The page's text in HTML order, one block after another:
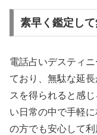
素早く鑑定し
電話占いデスティ
ており、無駄な延
スを得られると感
い日常の中で手軽
の方でも安心して